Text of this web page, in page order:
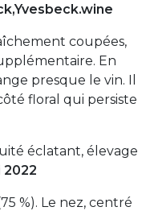
coupées,
En
presque le vin. Il
floral qui persiste
éclatant, élevage
2022
%). Le nez, centré